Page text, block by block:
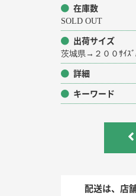
在庫数
SOLD OUT
出荷サイズ
茨城県→２００ｻｲｽ
詳細
キーワード
配送は、店